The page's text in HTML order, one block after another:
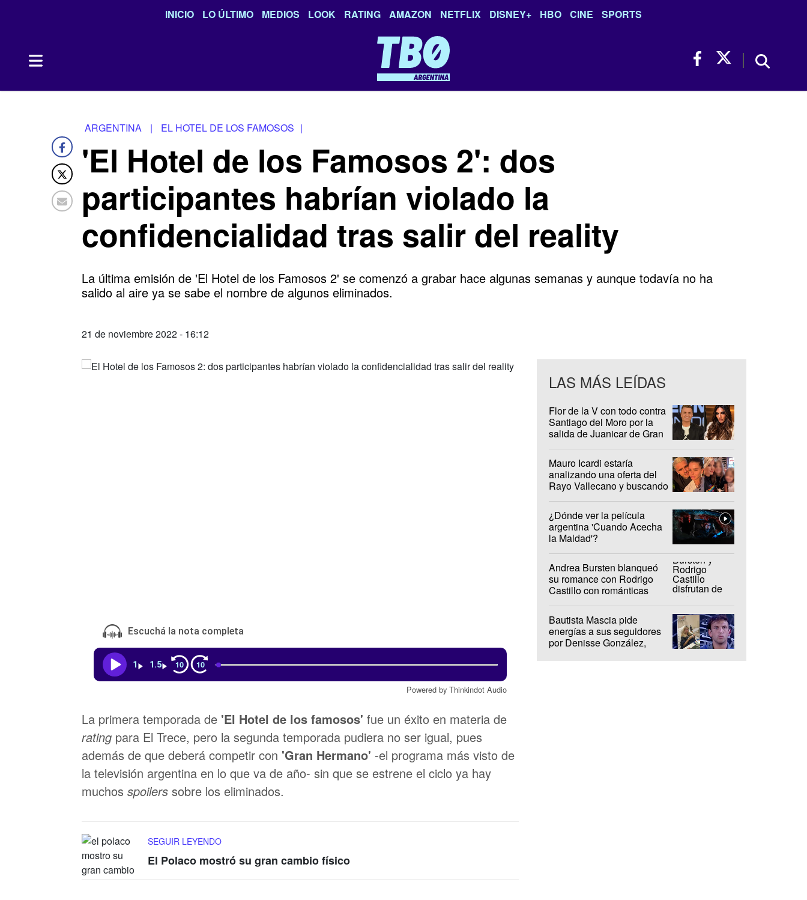
INICIO LO ÚLTIMO MEDIOS LOOK RATING AMAZON NETFLIX DISNEY+ HBO CINE SPORTS
ARGENTINA | EL HOTEL DE LOS FAMOSOS |
'El Hotel de los Famosos 2': dos
participantes habrían violado la
confidencialidad tras salir del reality
La última emisión de 'El Hotel de los Famosos 2' se comenzó a grabar hace algunas semanas y aunque todavía no ha
salido al aire ya se sabe el nombre de algunos eliminados.
21 de noviembre 2022 - 16:12
Escuchá la nota completa
1 1.5 10 10
Powered by Thinkindot Audio
La primera temporada de 'El Hotel de los famosos' fue un éxito en materia de
rating para El Trece, pero la segunda temporada pudiera no ser igual, pues
además de que deberá competir con 'Gran Hermano' -el programa más visto de
la televisión argentina en lo que va de año- sin que se estrene el ciclo ya hay
muchos spoilers sobre los eliminados.
SEGUIR LEYENDO
El Polaco mostró su gran cambio físico
LAS MÁS LEÍDAS
Flor de la V con todo contra
Santiago del Moro por la
salida de Juanicar de Gran
Mauro Icardi estaría
analizando una oferta del
Rayo Vallecano y buscando
¿Dónde ver la película
argentina 'Cuando Acecha
la Maldad'?
Andrea Bursten blanqueó
su romance con Rodrigo
Castillo con románticas
Bautista Mascia pide
energías a sus seguidores
por Denisse González,